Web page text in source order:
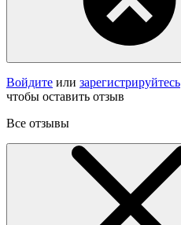
Войдите или зарегистрируйтесь
чтобы оставить отзыв
Все отзывы